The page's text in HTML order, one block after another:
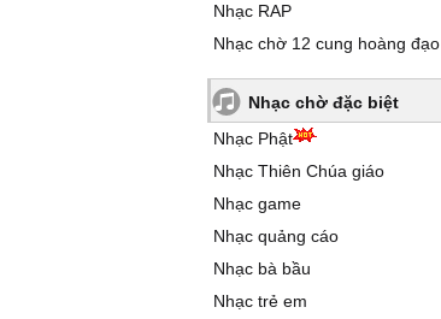
Nhạc RAP
Nhạc chờ 12 cung hoàng đạo
Nhạc chờ đặc biệt
Nhạc Phật
Nhạc Thiên Chúa giáo
Nhạc game
Nhạc quảng cáo
Nhạc bà bầu
Nhạc trẻ em